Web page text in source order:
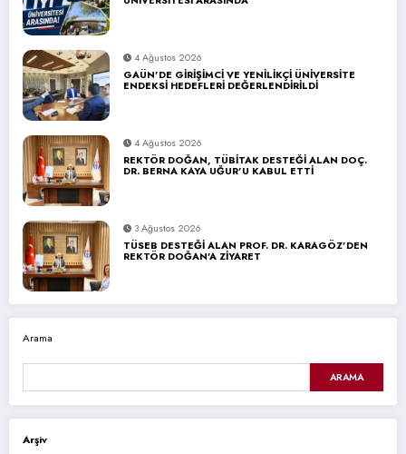
4 Ağustos 2026
GAÜN’DE GİRİŞİMCİ VE YENİLİKÇİ ÜNİVERSİTE
ENDEKSİ HEDEFLERİ DEĞERLENDİRİLDİ
4 Ağustos 2026
REKTÖR DOĞAN, TÜBİTAK DESTEĞİ ALAN DOÇ.
DR. BERNA KAYA UĞUR’U KABUL ETTİ
3 Ağustos 2026
TÜSEB DESTEĞİ ALAN PROF. DR. KARAGÖZ’DEN
REKTÖR DOĞAN’A ZİYARET
Arama
ARAMA
Arşiv